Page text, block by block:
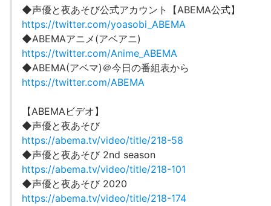
◆声優と夜あそび公式アカウント【ABEMA公式】
https://twitter.com/yoasobi_ABEMA
◆ABEMAアニメ(アベアニ)
https://twitter.com/Anime_ABEMA
◆ABEMA(アベマ)＠今日の番組表から
https://twitter.com/ABEMA
【ABEMAビデオ】
◆声優と夜あそび
https://abema.tv/video/title/218-58
◆声優と夜あそび 2nd season
https://abema.tv/video/title/218-101
◆声優と夜あそび 2020
https://abema.tv/video/title/218-174